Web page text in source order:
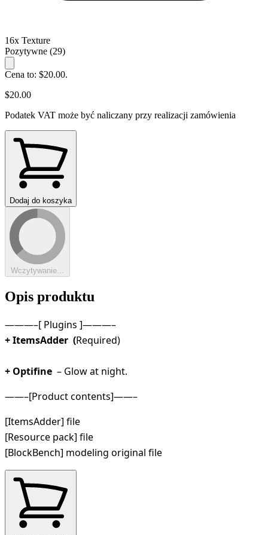
16x Texture
Pozytywne (29)
Cena to: $20.00.
$20.00
Podatek VAT może być naliczany przy realizacji zamówienia
Dodaj do koszyka
Wczytywanie...
Opis produktu
———–[ Plugins ]———–
+ ItemsAdder (Required)
+ Optifine – Glow at night.
——–[Product contents]——–
[ItemsAdder] file
[Resource pack] file
[BlockBench] modeling original file